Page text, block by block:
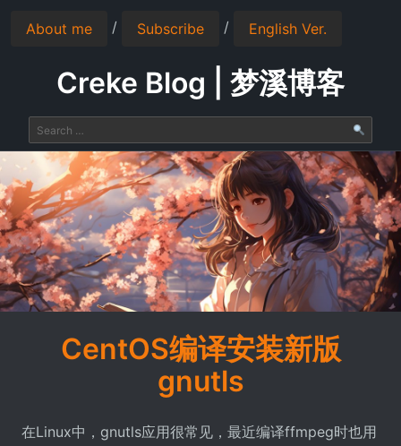
About me / Subscribe / English Ver.
Creke Blog | 梦溪博客
CentOS编译安装新版
gnutls
在Linux中，gnutls应用很常见，最近编译ffmpeg时也用